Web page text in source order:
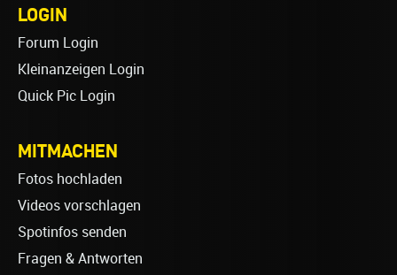
LOGIN
Forum Login
Kleinanzeigen Login
Quick Pic Login
MITMACHEN
Fotos hochladen
Videos vorschlagen
Spotinfos senden
Fragen & Antworten